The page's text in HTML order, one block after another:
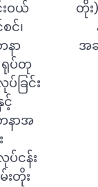
းဝယ်
င်၊
နာ
ရုပ်တု
ပ်ခြင်း
င့်
နာအ
ပ်ငန်း
တိုး
တိုး
အ